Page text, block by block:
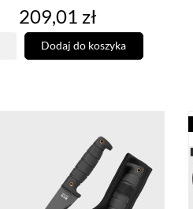
Cena
209,01 zł
Dodaj do koszyka